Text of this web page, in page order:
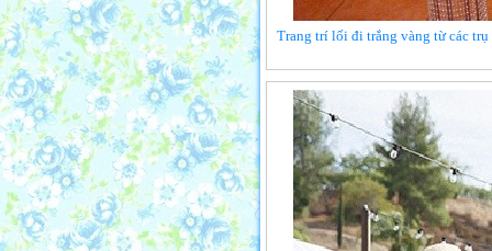
Trang trí lối đi trắng vàng từ các